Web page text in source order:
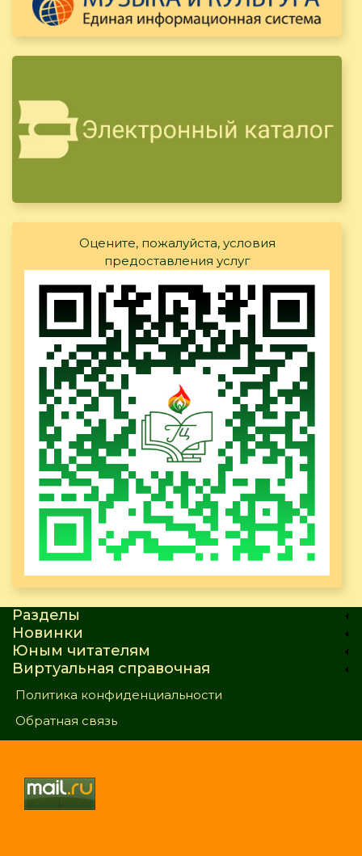
Оцените, пожалуйста, условия
предоставления услуг
Разделы
Новинки
Юным читателям
Виртуальная справочная
Политика конфиденциальности
Обратная связь